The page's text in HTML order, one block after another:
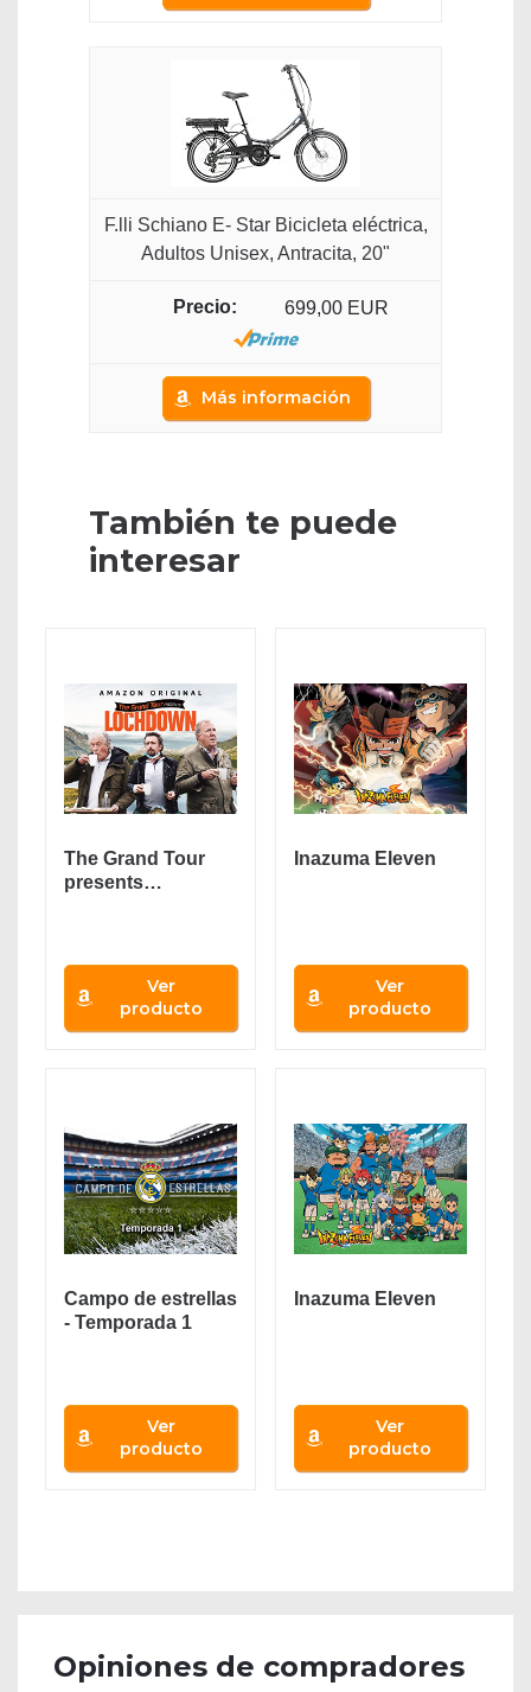
F.lli Schiano E- Star Bicicleta eléctrica,
Adultos Unisex, Antracita, 20"
699,00 EUR
Más información
También te puede
interesar
The Grand Tour
presents…
Ver
producto
Inazuma Eleven
Ver
producto
Campo de estrellas
- Temporada 1
Ver
producto
Inazuma Eleven
Ver
producto
Opiniones de compradores